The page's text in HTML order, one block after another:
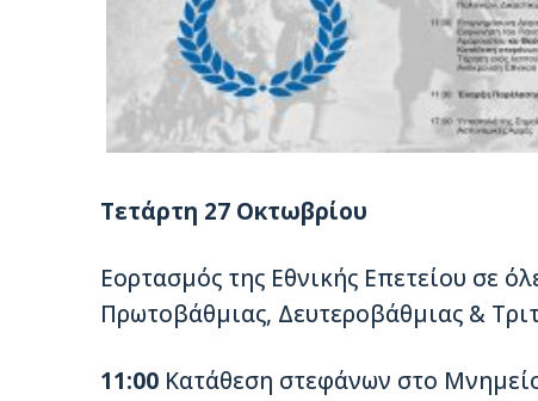
Τετάρτη 27 Οκτωβρίου
Εορτασμός της Εθνικής Επετείου σε
Πρωτοβάθμιας, Δευτεροβάθμιας &
11:00 Κατάθεση στεφάνων στο